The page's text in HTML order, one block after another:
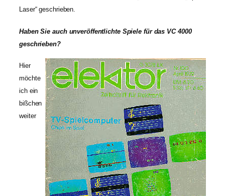
Laser“ geschrieben.
Haben Sie auch unveröffentlichte Spiele für das VC 4000
geschrieben?
Hier
möchte
ich ein
bißchen
weiter